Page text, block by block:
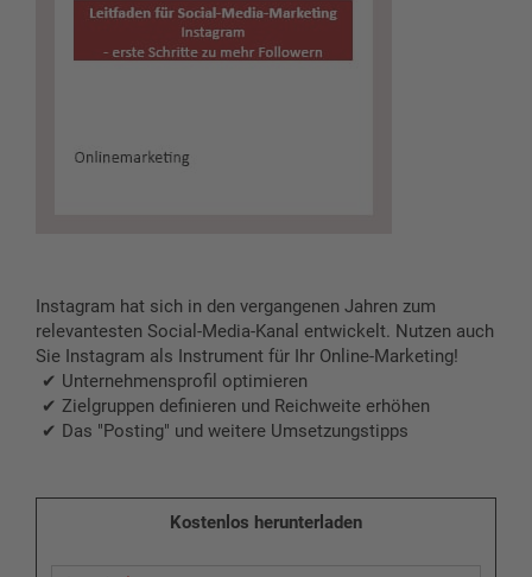
Instagram hat sich in den vergangenen Jahren zum
relevantesten Social-Media-Kanal entwickelt. Nutzen auch
Sie Instagram als Instrument für Ihr Online-Marketing!
Unternehmensprofil optimieren
Zielgruppen definieren und Reichweite erhöhen
Das "Posting" und weitere Umsetzungstipps
Kostenlos herunterladen